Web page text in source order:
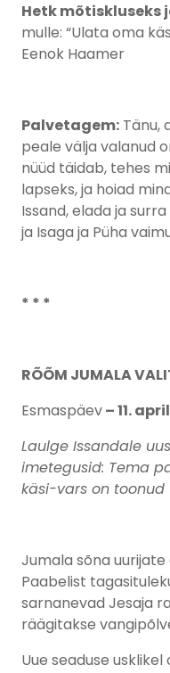
Hetk mõtiskluseks
mulle: “Ulata oma
Eenok Haamer
Palvetagem: Tänu,
peale välja valanud
nüüd täidab, tehes
lapseks, ja hoiad
Issand, elada ja
ja Isaga ja Püha
* * *
RÕÕM JUMALA
Esmaspäev– 11.
Laulge Issandale
imetegusid: Tema
käsi-vars on toonud
Jumala sõna
Paabelist
sarnanevad Jesaja
räägitakse
Uue seaduse